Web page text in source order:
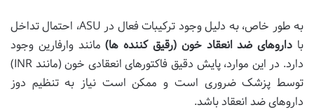
به طور خاص، به دلیل وجود ترکیبات فعال در ASU، احتمال تداخل
با داروهای ضد انعقاد خون (رقیق کننده ها)مانند وارفارین وجود
دارد. در این موارد، پایش دقیق فاکتورهای انعقادی خون (مانند INR)
توسط پزشک ضروری است و ممکن است نیاز به تنظیم دوز
داروهای ضد انعقاد باشد.